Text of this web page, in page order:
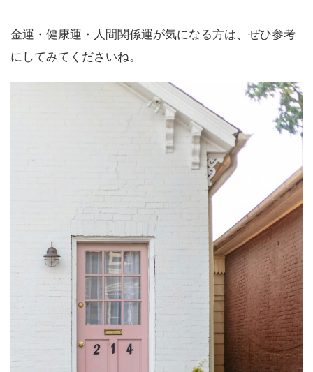
金運・健康運・人間関係運が気になる方は、ぜひ参考
にしてみてくださいね。